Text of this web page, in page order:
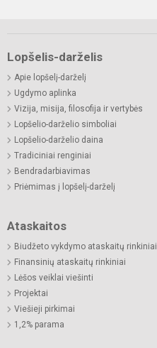
Lopšelis-darželis
Apie lopšelį-darželį
Ugdymo aplinka
Vizija, misija, filosofija ir vertybės
Lopšelio-darželio simboliai
Lopšelio-darželio daina
Tradiciniai renginiai
Bendradarbiavimas
Priėmimas į lopšelį-darželį
Ataskaitos
Biudžeto vykdymo ataskaitų rinkiniai
Finansinių ataskaitų rinkiniai
Lėšos veiklai viešinti
Projektai
Viešieji pirkimai
1,2% parama